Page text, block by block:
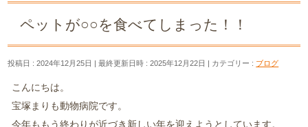
ペットが○○を食べてしまった！！
投稿日 : 2024年12月25日 最終更新日時 : 2025年12月22日 カテゴリー : ブログ
こんにちは。
宝塚まりも動物病院です。
今年ももう終わりが近づき新しい年を迎えようとしています。